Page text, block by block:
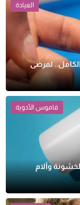
العيادة
لمرضى
قاموس الأدوية
وآلام